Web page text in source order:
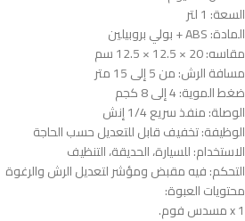
السعة: 1 لتر
المادة: ABS + بولي بروبيلين
مقاسه: 20 × 12.5 × 12.5 سم
مسافة الرش: من 5 إلى 15 متر
ضغط الموية: 4 إلى 8 كجم
الوصلة: منفذ سريع 1/4 إنش
الوظيفة: تخفيف قابل للتعديل حسب الحاجة
الاستخدام: للسيارة، الحديقة، التنظيف
التحكم: فيه مقبض ومؤشر لتعديل الرش والرغوة
محتويات العبوة:
1 x مسدس فوم.